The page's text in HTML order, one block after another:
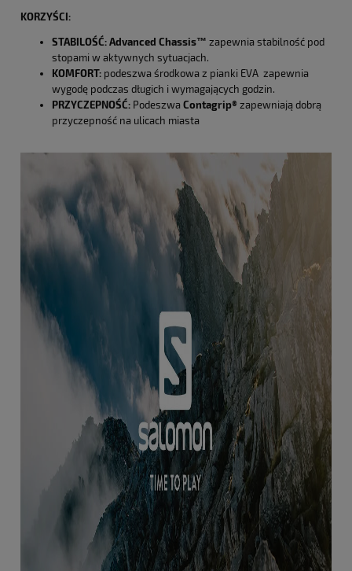
KORZYŚCI:
STABILOŚĆ: Advanced Chassis™ zapewnia stabilność pod
stopami w aktywnych sytuacjach.
KOMFORT: podeszwa środkowa z pianki EVA zapewnia
wygodę podczas długich i wymagających godzin.
PRZYCZEPNOŚĆ: Podeszwa Contagrip®zapewniają dobrą
przyczepność na ulicach miasta